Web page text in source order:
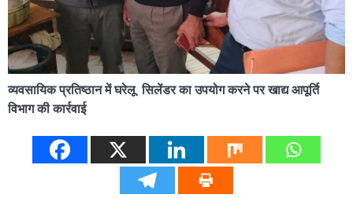
व्यवसायिक प्रतिष्ठान में घरेलू सिलेंडर का उपयोग करने पर खाद्य आपूर्ति
विभाग की कार्रवाई